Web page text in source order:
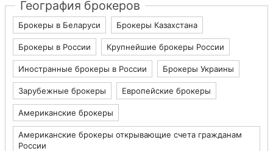
География брокеров
Брокеры в Беларуси Брокеры Казахстана
Брокеры в России Крупнейшие брокеры России
Иностранные брокеры в России Брокеры Украины
Зарубежные брокеры Европейские брокеры
Американские брокеры
Американские брокеры открывающие счета гражданам
России